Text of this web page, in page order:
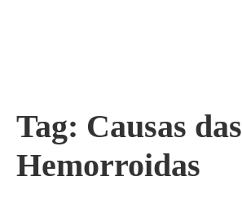
Tag: Causas das
Hemorroidas